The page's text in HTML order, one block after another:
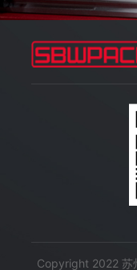
Copyright 2022 苏